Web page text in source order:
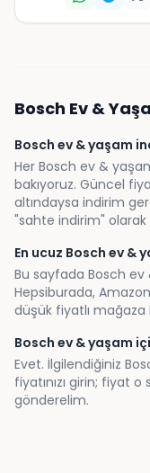
Bosch Ev &
Bosch ev & yaşam
Her Bosch ev &
bakıyoruz. Güncel
altındaysa indirim
"sahte indirim" olarak
En ucuz Bosch ev &
Bu sayfada Bosch
Hepsiburada, Amazon
düşük fiyatlı mağaza
Bosch ev & yaşam
Evet. İlgilendiğiniz
fiyatınızı girin; fiyat
gönderelim.